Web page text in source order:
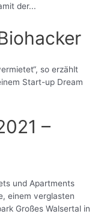
der...
so erzählt
Start-up Dream
–
und Apartments
einem verglasten
Großes Walsertal in